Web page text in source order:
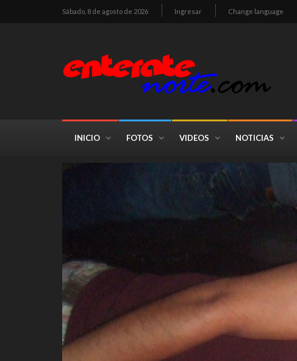
Sábado, 8 de agosto de 2026 Ingresar Change language
INICIO FOTOS VIDEOS NOTICIAS